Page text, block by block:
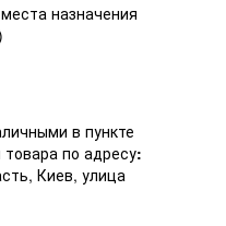
назначения
в пункте
по адресу:
Киев, улица